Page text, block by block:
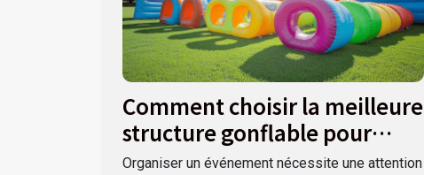
Comment choisir la meilleure
structure gonflable pour
votre événement
Organiser un événement nécessite une attention